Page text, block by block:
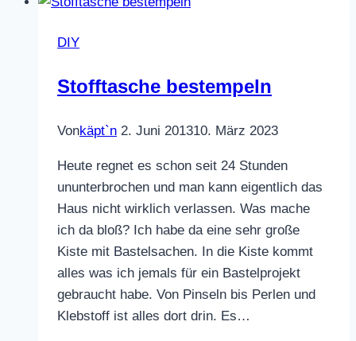
DIY
Stofftasche bestempeln
Vonkäpt`n 2. Juni 201310. März 2023
Heute regnet es schon seit 24 Stunden
ununterbrochen und man kann eigentlich das
Haus nicht wirklich verlassen. Was mache
ich da bloß? Ich habe da eine sehr große
Kiste mit Bastelsachen. In die Kiste kommt
alles was ich jemals für ein Bastelprojekt
gebraucht habe. Von Pinseln bis Perlen und
Klebstoff ist alles dort drin. Es…